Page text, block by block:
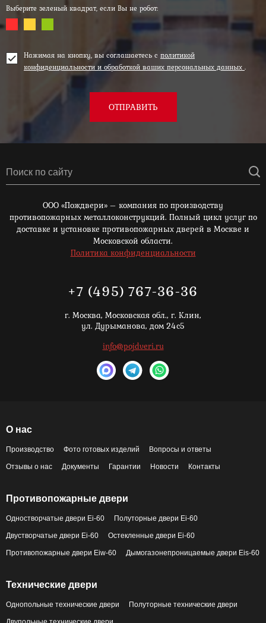
Выберите зеленый квадрат, если Вы не робот:
Нажимая на кнопку, вы соглашаетесь с политикой
конфиденциальности и обработкой ваших персональных данных .
ОТПРАВИТЬ
ООО «Пождвери» – компания по производству
противопожарных металлоконструкций. Полный цикл услуг по
доставке и установке противопожарных дверей в Москве и
Московской области.
Политика конфиденциальности
+7 (495) 767-36-36
г. Москва, Московская обл., г. Клин,
ул. Дурыманова, дом 24с5
info@pojdveri.ru
О нас
Производство Фото готовых изделий Вопросы и ответы
Отзывы о нас Документы Гарантии Новости Контакты
Противопожарные двери
Одностворчатые двери Ei-60 Полуторные двери Ei-60
Двустворчатые двери Ei-60 Остекленные двери Ei-60
Противопожарные двери Eiw-60 Дымогазонепроницаемые двери Eis-60
Технические двери
Однопольные технические двери Полуторные технические двери